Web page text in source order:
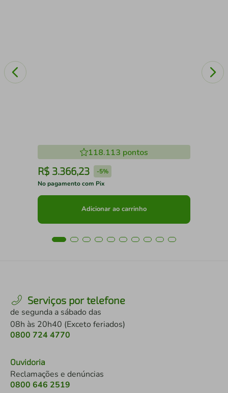
118.113 pontos
R$ 3.366,23 -5%
No pagamento com Pix
Adicionar ao carrinho
Serviços por telefone
de segunda a sábado das
08h às 20h40 (Exceto feriados)
0800 724 4770
Ouvidoria
Reclamações e denúncias
0800 646 2519